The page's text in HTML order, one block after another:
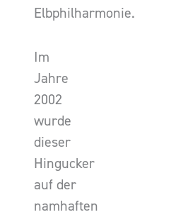
Elbphilharmonie.
Im
Jahre
2002
wurde
dieser
Hingucker
auf der
namhaften